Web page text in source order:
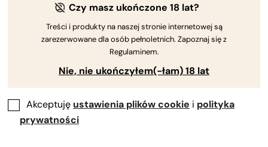
Szybko kwitnące nasiona konopi
Chcesz osiągnąć szybkie rezultaty? Nasze szybko
kwitnące nasiona marihuany zapewniają rośliny,
które są idealne dla hodowców chcących jak
najszybciej zebrać plony – bez poświęcania jakości
lub ilości kwiatów.
Sortuj według
Czy masz ukończone 18 lat?
Treści i produkty na naszej stronie internetowej są
zarezerwowane dla osób pełnoletnich. Zapoznaj się z
Regulaminem.
Nie, nie ukończyłem(-łam) 18 lat
Akceptuję ustawienia plików cookie i polityka
prywatności